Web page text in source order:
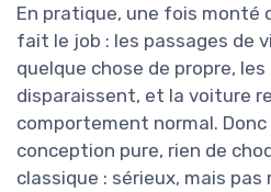
En pratique, une fois monté
fait le job : les passages de
quelque chose de propre,
disparaissent, et la voiture
comportement normal.
conception pure, rien de
classique : sérieux, mais